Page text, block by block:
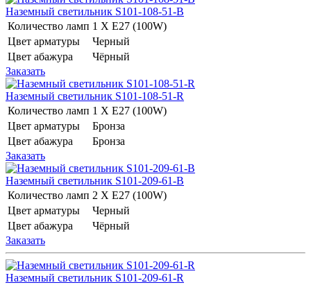
Наземный светильник S101-108-51-B
Количество ламп 1 Х E27 (100W)
Цвет арматуры
Черный
Цвет абажура
Чёрный
Заказать
Наземный светильник S101-108-51-R
Количество ламп 1 Х E27 (100W)
Цвет арматуры
Бронза
Цвет абажура
Бронза
Заказать
Наземный светильник S101-209-61-B
Количество ламп 2 Х E27 (100W)
Цвет арматуры
Черный
Цвет абажура
Чёрный
Заказать
Наземный светильник S101-209-61-R